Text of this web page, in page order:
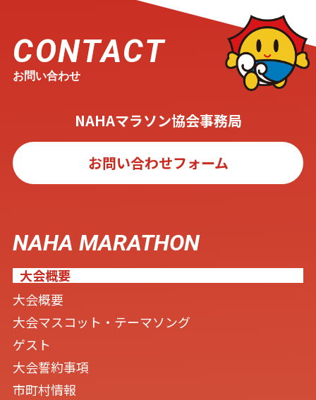
CONTACT
お問い合わせ
NAHAマラソン協会事務局
お問い合わせフォーム
NAHA MARATHON
大会概要
大会概要
大会マスコット・テーマソング
ゲスト
大会誓約事項
市町村情報